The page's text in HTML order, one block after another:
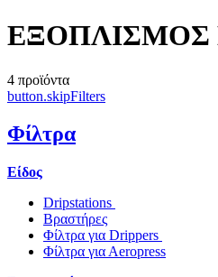
ΕΞΟΠΛΙΣΜΟΣ
4 προϊόντα
button.skipFilters
Φίλτρα
Είδος
Dripstations
Βραστήρες
Φίλτρα για Drippers
Φίλτρα για Αeropress